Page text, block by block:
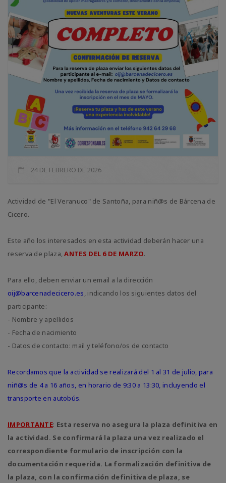
24 DE FEBRERO DE 2026
Actividad de "El Veranuco" de Santoña, para niñ@s de Bárcena de
Cicero.
Este año los interesados en esta actividad deberán hacer una
reserva de plaza,ANTES DEL 6 DE MARZO.
Para ello, deben enviar un email a la dirección
oij@barcenadecicero.es, indicando los siguientes datos del
participante:
- Nombre y apellidos
- Fecha de nacimiento
- Datos de contacto: mail y teléfono/os de contacto
Recordamos que la actividad se realizará del 1 al 31 de julio, para
niñ@s de 4 a 16 años, en horario de 9:30 a 13:30, incluyendo el
transporte en autobús.
IMPORTANTE: Esta reserva no asegura la plaza definitiva en
la actividad. Se confirmará la plaza una vez realizado el
correspondiente formulario de inscripción con la
documentación requerida. La formalización definitiva de
la plaza, con la confirmación definitiva de plaza, se